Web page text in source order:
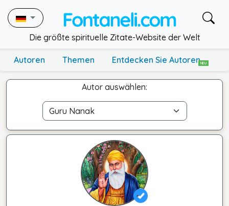
Die größte spirituelle Zitate-Website der Welt
Autoren Themen Entdecken Sie AutorenNEU
Autor auswählen: